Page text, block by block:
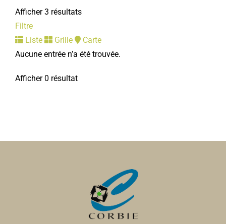
Afficher 3 résultats
Filtre
Liste
Grille
Carte
Aucune entrée n’a été trouvée.
Afficher 0 résultat